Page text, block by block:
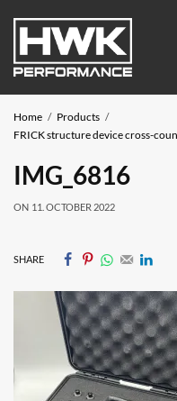
Home
Products
FRICK structure device cross-
IMG_6816
ON 11. OCTOBER 2022
SHARE